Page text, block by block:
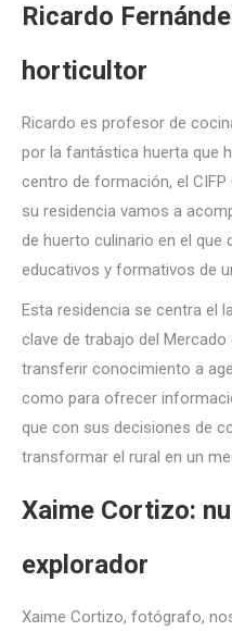
Ricardo
horticultor
Ricardo es profesor de
por la fantástica huerta que
centro de formación, el CIFP
su residencia vamos a
de huerto culinario en el que
educativos y formativos de
Esta residencia se centra el
clave de trabajo del
transferir conocimiento a
como para ofrecer
que con sus decisiones de
transformar el rural en un
Xaime Cortizo:
explorador
Xaime Cortizo, fotógrafo,